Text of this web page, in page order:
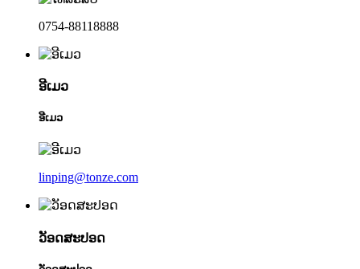
0754-88118888
ອີເມວ
ອີເມວ
linping@tonze.com
ວັອດສະປອດ